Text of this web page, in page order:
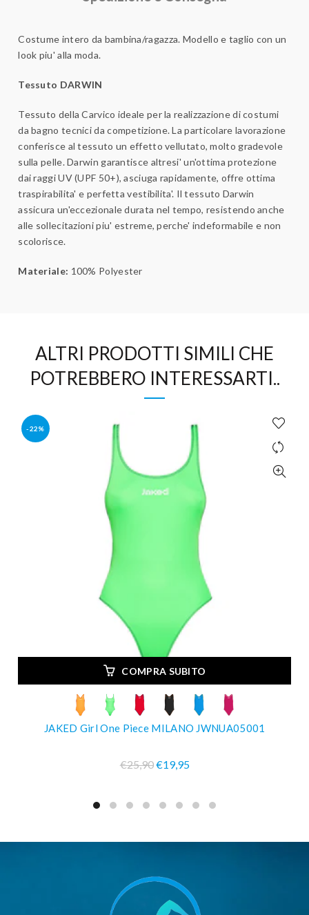
Costume intero da bambina/ragazza. Modello e taglio con un
look piu' alla moda.
Tessuto DARWIN
Tessuto della Carvico ideale per la realizzazione di costumi
da bagno tecnici da competizione. La particolare lavorazione
conferisce al tessuto un effetto vellutato, molto gradevole
sulla pelle. Darwin garantisce altresi' un'ottima protezione
dai raggi UV (UPF 50+), asciuga rapidamente, offre ottima
traspirabilita' e perfetta vestibilita'. Il tessuto Darwin
assicura un'eccezionale durata nel tempo, resistendo anche
alle sollecitazioni piu' estreme, perche' indeformabile e non
scolorisce.
Materiale: 100% Polyester
ALTRI PRODOTTI SIMILI CHE
POTREBBERO INTERESSARTI..
-22%
COMPRA SUBITO
JAKED Girl One Piece MILANO JWNUA05001
€25,90€19,95